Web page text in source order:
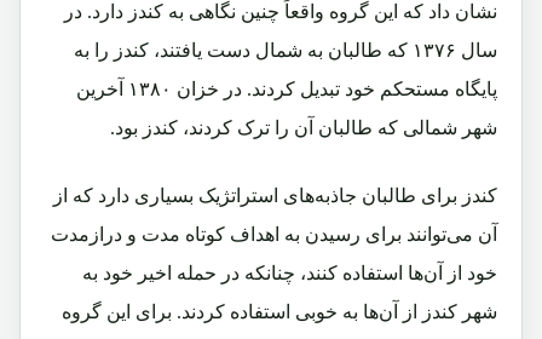
نشان داد که این گروه واقعاً چنین نگاهی به کندز دارد. در
سال ۱۳۷۶ که طالبان به شمال دست یافتند، کندز را به
پایگاه مستحکم خود تبدیل کردند. در خزان ۱۳۸۰ آخرین
شهر شمالی که طالبان آن را ترک کردند، کندز بود.
کندز برای طالبان جاذبه‌های استراتژیک بسیاری دارد که از
آن می‌توانند برای رسیدن به اهداف کوتاه‌ مدت و درازمدت
خود از آن‌ها استفاده کنند، چنانکه در حمله اخیر خود به
شهر کندز از آن‌ها به خوبی استفاده کردند. برای این گروه